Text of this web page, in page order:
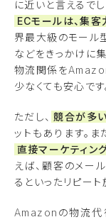
に近いと言えるでし
ECモールは、集
界最大級のモール
などをきっかけに
物流関係を
少なくても安心です
ただし、 競合が多
ットもあります。
直接マーケティン
えば、顧客のメー
るといったリピー
Amazonの物流代